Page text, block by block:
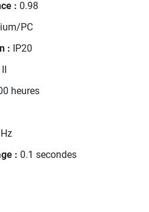
: 0.98
PC
: IP20
heures
: 0.1 secondes